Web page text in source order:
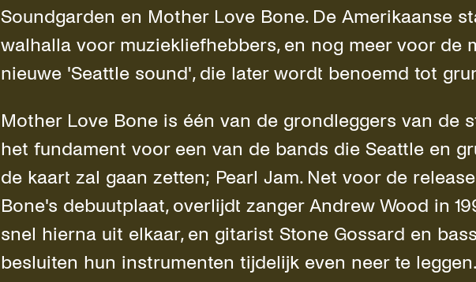
Soundgarden en Mother Love Bone. De Amerikaanse
walhalla voor muziekliefhebbers, en nog meer voor de
nieuwe 'Seattle sound', die later wordt benoemd tot
Mother Love Bone is één van de grondleggers van de
het fundament voor een van de bands die Seattle en
de kaart zal gaan zetten; Pearl Jam. Net voor de
Bone's debuutplaat, overlijdt zanger Andrew Wood in
snel hierna uit elkaar, en gitarist Stone Gossard en
besluiten hun instrumenten tijdelijk even neer te leggen.